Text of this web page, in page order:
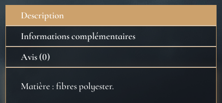
Potter
Description
Informations complémentaires
Avis (0)
Matière : fibres polyester.